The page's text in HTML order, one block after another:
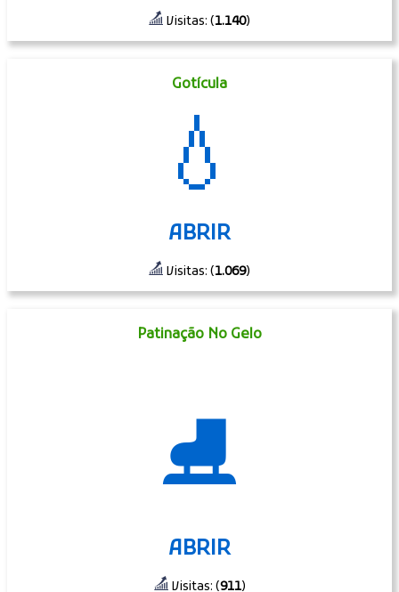
Visitas: (1.140)
Gotícula
💧
ABRIR
Visitas: (1.069)
Patinação No Gelo
⛸
ABRIR
Visitas: (911)